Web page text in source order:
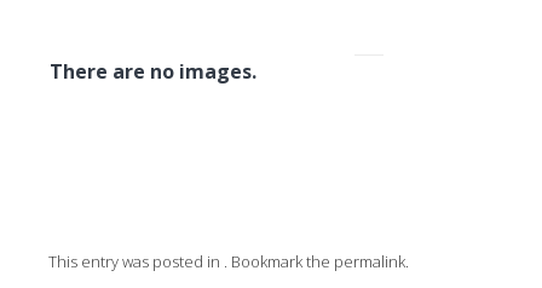
There are no images.
This entry was posted in . Bookmark the permalink.